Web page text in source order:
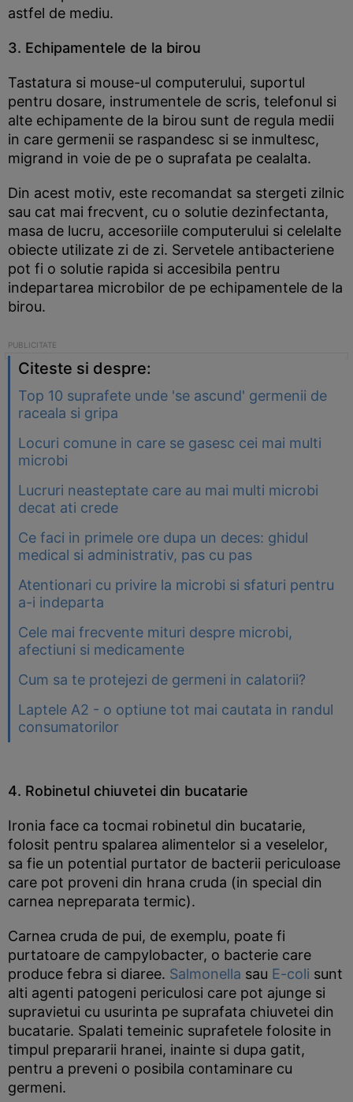
astfel de mediu.
3. Echipamentele de la birou
Tastatura si mouse-ul computerului, suportul
pentru dosare, instrumentele de scris, telefonul si
alte echipamente de la birou sunt de regula medii
in care germenii se raspandesc si se inmultesc,
migrand in voie de pe o suprafata pe cealalta.
Din acest motiv, este recomandat sa stergeti zilnic
sau cat mai frecvent, cu o solutie dezinfectanta,
masa de lucru, accesoriile computerului si celelalte
obiecte utilizate zi de zi. Servetele antibacteriene
pot fi o solutie rapida si accesibila pentru
indepartarea microbilor de pe echipamentele de la
birou.
Citeste si despre:
Top 10 suprafete unde 'se ascund' germenii de
raceala si gripa
Locuri comune in care se gasesc cei mai multi
microbi
Lucruri neasteptate care au mai multi microbi
decat ati crede
Ce faci in primele ore dupa un deces: ghidul
medical si administrativ, pas cu pas
Atentionari cu privire la microbi si sfaturi pentru
a-i indeparta
Cele mai frecvente mituri despre microbi,
afectiuni si medicamente
Cum sa te protejezi de germeni in calatorii?
Laptele A2 - o optiune tot mai cautata in randul
consumatorilor
4. Robinetul chiuvetei din bucatarie
Ironia face ca tocmai robinetul din bucatarie,
folosit pentru spalarea alimentelor si a veselelor,
sa fie un potential purtator de bacterii periculoase
care pot proveni din hrana cruda (in special din
carnea nepreparata termic).
Carnea cruda de pui, de exemplu, poate fi
purtatoare de campylobacter, o bacterie care
produce febra si diaree. Salmonella sau E-coli sunt
alti agenti patogeni periculosi care pot ajunge si
supravietui cu usurinta pe suprafata chiuvetei din
bucatarie. Spalati temeinic suprafetele folosite in
timpul prepararii hranei, inainte si dupa gatit,
pentru a preveni o posibila contaminare cu
germeni.